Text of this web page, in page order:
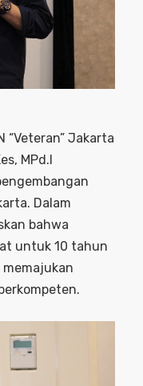
“Veteran” Jakarta
MPd.I
Dalam
bahwa
untuk 10 tahun